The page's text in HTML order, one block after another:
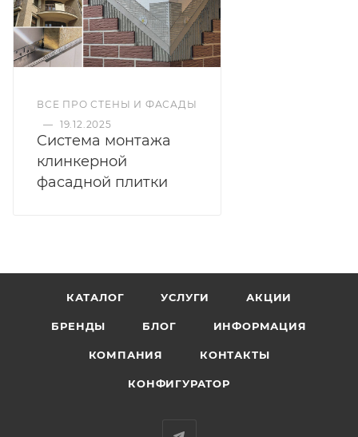
ВСЕ ПРО СТЕНЫ И ФАСАДЫ
— 19.12.2025
Cистема монтажа
клинкерной
фасадной плитки
КАТАЛОГ УСЛУГИ АКЦИИ
БРЕНДЫ БЛОГ ИНФОРМАЦИЯ
КОМПАНИЯ КОНТАКТЫ
КОНФИГУРАТОР